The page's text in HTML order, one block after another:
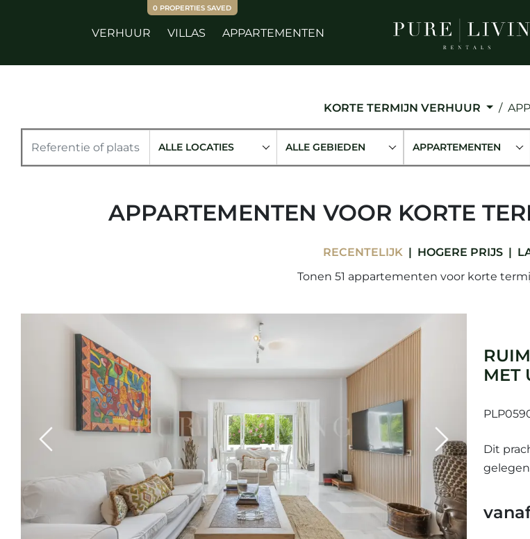
VERHUUR VILLAS APPARTEMENTEN
0 PROPERTIES SAVED
KORTE TERMIJN VERHUUR
ALLE LOCATIES ALLE GEBIEDEN APPARTEMENTEN
APPARTEMENTEN VOOR KORTE
RECENTELIJK HOGERE PRIJS
Tonen 51 appartementen voor korte
Previous Next
MET
Dit